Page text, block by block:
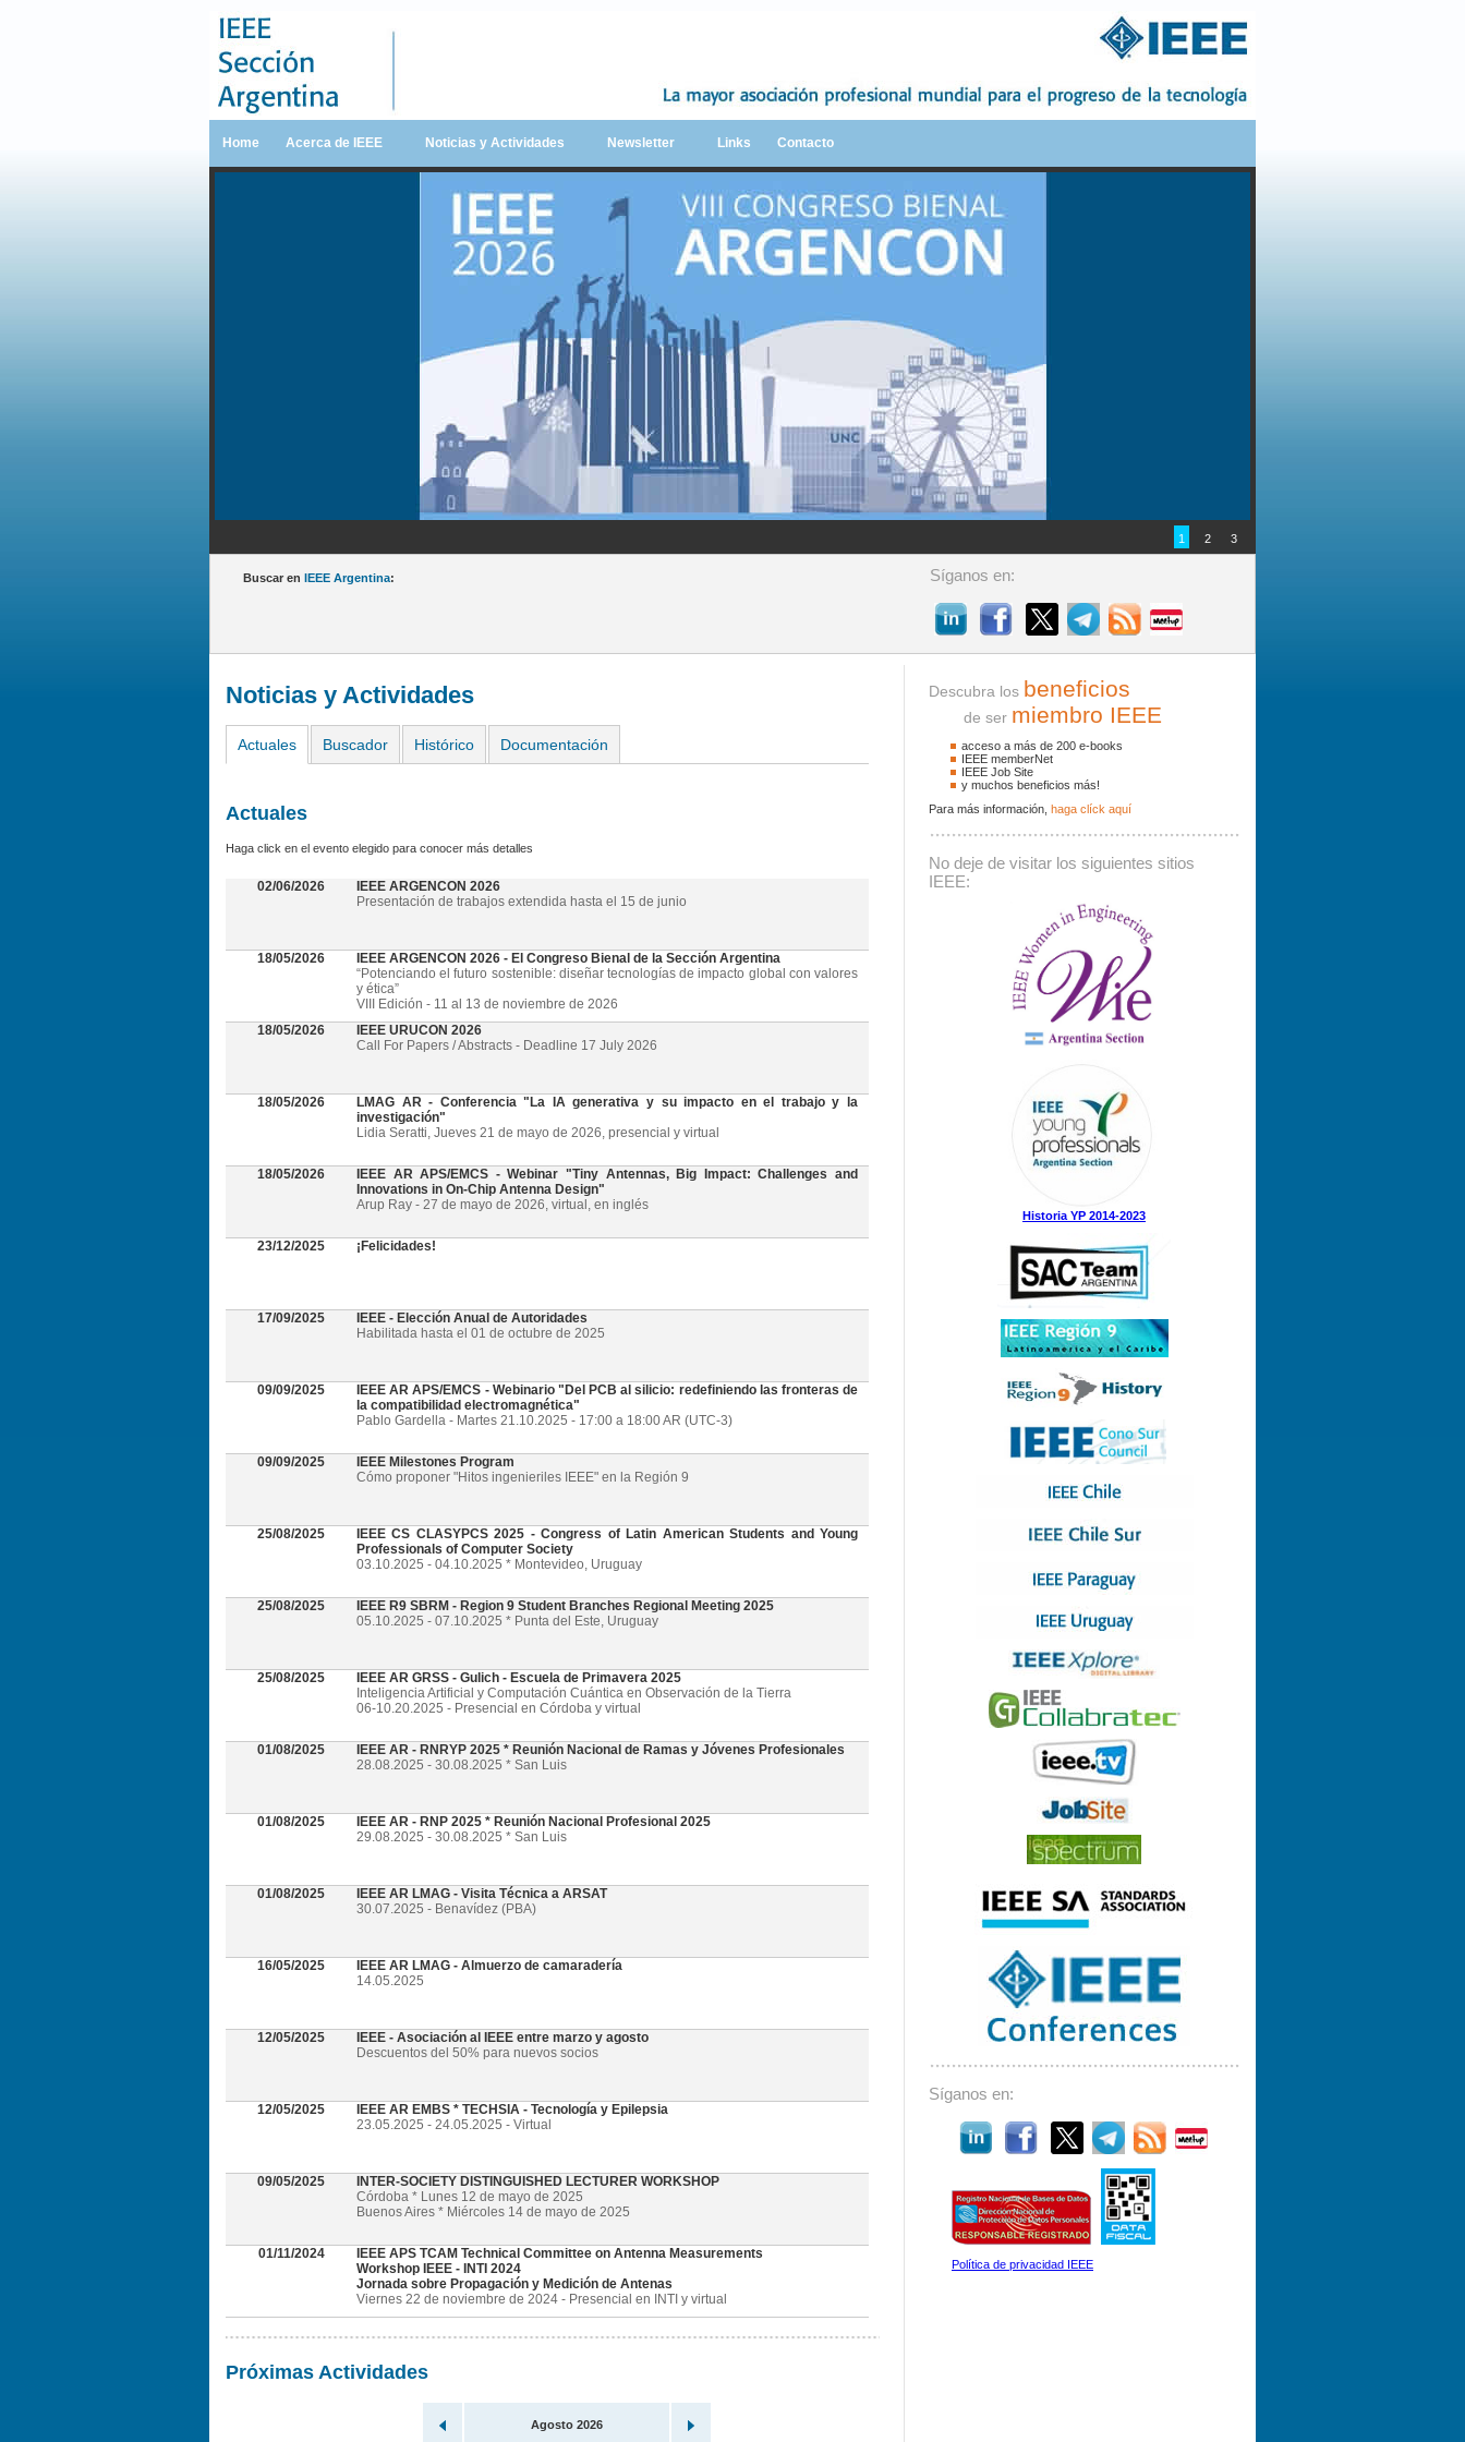
Home Acerca de IEEE Noticias y Actividades Newsletter Links Contacto
1 2 3
Buscar en IEEE Argentina: Síganos en:
Noticias y Actividades
Actuales Buscador Histórico Documentación
Actuales
Haga click en el evento elegido para conocer más detalles
02/06/2026
IEEE ARGENCON 2026
Presentación de trabajos extendida hasta el 15 de junio
18/05/2026
IEEE ARGENCON 2026 - El Congreso Bienal de la Sección Argentina
“Potenciando el futuro sostenible: diseñar tecnologías de impacto global con valores
y ética”
VIII Edición - 11 al 13 de noviembre de 2026
18/05/2026
IEEE URUCON 2026
Call For Papers / Abstracts - Deadline 17 July 2026
18/05/2026
LMAG AR - Conferencia "La IA generativa y su impacto en el trabajo y la
investigación"
Lidia Seratti, Jueves 21 de mayo de 2026, presencial y virtual
18/05/2026
IEEE AR APS/EMCS - Webinar "Tiny Antennas, Big Impact: Challenges and
Innovations in On-Chip Antenna Design"
Arup Ray - 27 de mayo de 2026, virtual, en inglés
23/12/2025 ¡Felicidades!
17/09/2025
IEEE - Elección Anual de Autoridades
Habilitada hasta el 01 de octubre de 2025
09/09/2025
IEEE AR APS/EMCS - Webinario "Del PCB al silicio: redefiniendo las fronteras de
la compatibilidad electromagnética"
Pablo Gardella - Martes 21.10.2025 - 17:00 a 18:00 AR (UTC-3)
09/09/2025
IEEE Milestones Program
Cómo proponer "Hitos ingenieriles IEEE" en la Región 9
25/08/2025
IEEE CS CLASYPCS 2025 - Congress of Latin American Students and Young
Professionals of Computer Society
03.10.2025 - 04.10.2025 * Montevideo, Uruguay
25/08/2025
IEEE R9 SBRM - Region 9 Student Branches Regional Meeting 2025
05.10.2025 - 07.10.2025 * Punta del Este, Uruguay
25/08/2025
IEEE AR GRSS - Gulich - Escuela de Primavera 2025
Inteligencia Artificial y Computación Cuántica en Observación de la Tierra
06-10.20.2025 - Presencial en Córdoba y virtual
01/08/2025
IEEE AR - RNRYP 2025 * Reunión Nacional de Ramas y Jóvenes Profesionales
28.08.2025 - 30.08.2025 * San Luis
01/08/2025
IEEE AR - RNP 2025 * Reunión Nacional Profesional 2025
29.08.2025 - 30.08.2025 * San Luis
01/08/2025
IEEE AR LMAG - Visita Técnica a ARSAT
30.07.2025 - Benavídez (PBA)
16/05/2025
IEEE AR LMAG - Almuerzo de camaradería
14.05.2025
12/05/2025
IEEE - Asociación al IEEE entre marzo y agosto
Descuentos del 50% para nuevos socios
12/05/2025
IEEE AR EMBS * TECHSIA - Tecnología y Epilepsia
23.05.2025 - 24.05.2025 - Virtual
09/05/2025
INTER-SOCIETY DISTINGUISHED LECTURER WORKSHOP
Córdoba * Lunes 12 de mayo de 2025
Buenos Aires * Miércoles 14 de mayo de 2025
01/11/2024
IEEE APS TCAM Technical Committee on Antenna Measurements
Workshop IEEE - INTI 2024
Jornada sobre Propagación y Medición de Antenas
Viernes 22 de noviembre de 2024 - Presencial en INTI y virtual
Buscador
La palabra a buscar debe contener al menos 3 caracteres.
Buscar:
Próximas Actividades
Agosto 2026
Descubra los beneficios
de ser miembro IEEE
acceso a más de 200 e-books
IEEE memberNet
IEEE Job Site
y muchos beneficios más!
Para más información, haga clíck aquí
No deje de visitar los siguientes sitios
IEEE:
Historia YP 2014-2023
Síganos en:
Política de privacidad IEEE